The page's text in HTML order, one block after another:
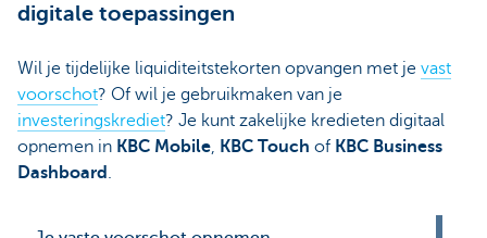
digitale toepassingen
Wil je tijdelijke liquiditeitstekorten opvangen met je vast
voorschot? Of wil je gebruikmaken van je
investeringskrediet? Je kunt zakelijke kredieten digitaal
opnemen in KBC Mobile, KBC Touch of KBC Business
Dashboard .